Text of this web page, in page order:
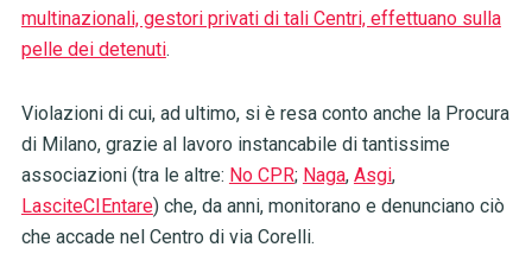
multinazionali, gestori privati di tali Centri, effettuano sulla
pelle dei detenuti.
Violazioni di cui, ad ultimo, si è resa conto anche la Procura
di Milano, grazie al lavoro instancabile di tantissime
associazioni (tra le altre: No CPR; Naga, Asgi,
LasciteCIEntare) che, da anni, monitorano e denunciano ciò
che accade nel Centro di via Corelli.